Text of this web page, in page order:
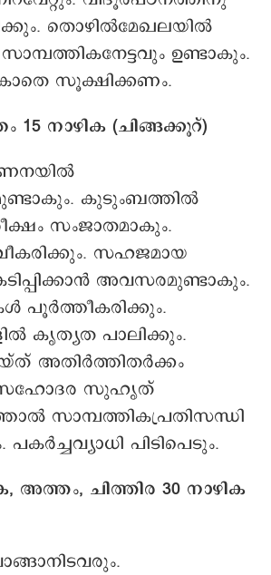
തൊഴില്‍മേഖലയില്‍
ഉണ്ടാകും.
സൂക്ഷിക്കണം.
15 നാഴിക (ചിങ്ങക്കൂറ്)
കുടുംബത്തില്‍
സംജാതമാകും.
സഹജമായ
അവസരമുണ്ടാകും.
പൂര്‍ത്തീകരിക്കും.
കൃത്യത പാലിക്കും.
അതിര്‍ത്തിതര്‍ക്കം
സഹോദര സുഹൃത്
സാമ്പത്തികപ്രതിസന്ധി
പിടിപെടും.
അത്തം, ചിത്തിര 30 നാഴിക